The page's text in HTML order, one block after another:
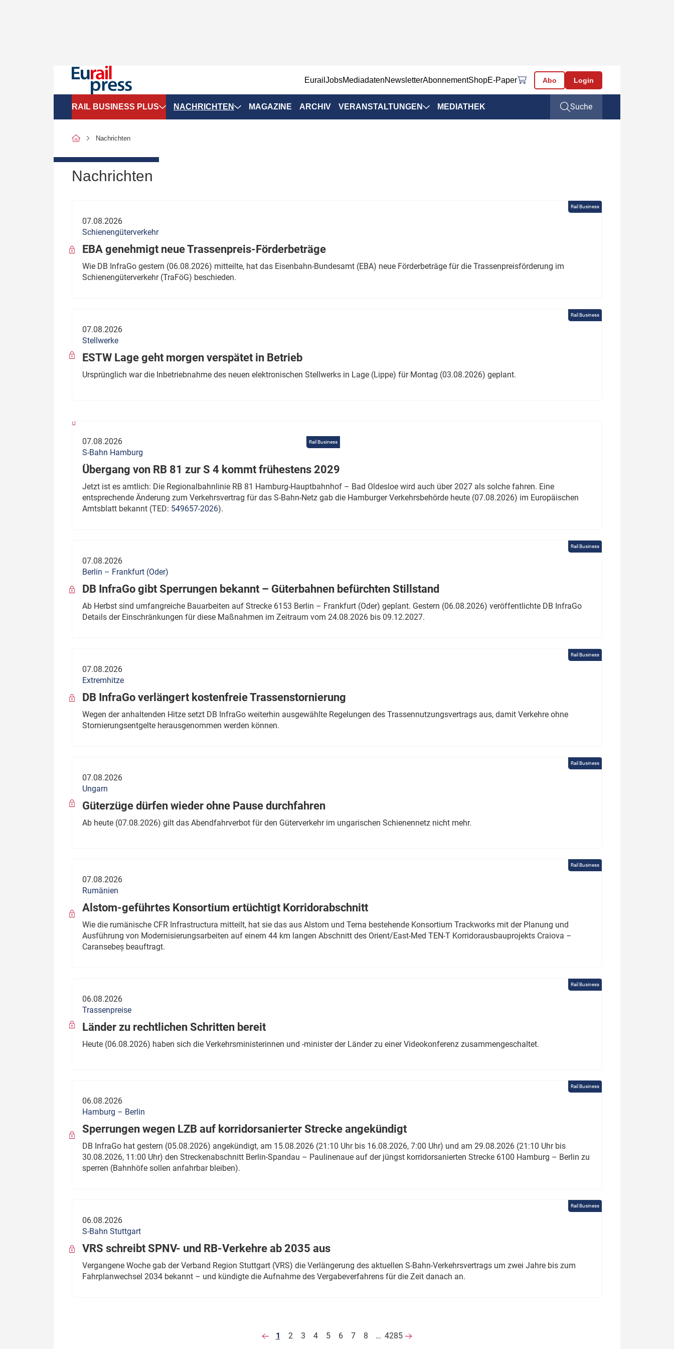
EurailJobsMediadatenNewsletterAbonnementShopE-Paper Abo Login
RAIL BUSINESS PLUS
SPNV-Marktdaten
Politik
Verbände: Wer spricht für
wen?
Thema des Monats
Dossier: Generalsanierung
Dossier: ETCS
NACHRICHTEN
Infrastruktur & Ausrüstung
ÖPNV
MAGAZINE ARCHIV VERANSTALTUNGEN MEDIATHEK Suche
Nachrichten
Nachrichten
Rail Business
07.08.2026
Schienengüterverkehr
EBA genehmigt neue Trassenpreis-Förderbeträge
Wie DB InfraGo gestern (06.08.2026) mitteilte, hat das Eisenbahn-Bundesamt (EBA) neue Förderbeträge für die Trassenpreisförderung im
Schienengüterverkehr (TraFöG) beschieden.
Rail Business
07.08.2026
Stellwerke
ESTW Lage geht morgen verspätet in Betrieb
Ursprünglich war die Inbetriebnahme des neuen elektronischen Stellwerks in Lage (Lippe) für Montag (03.08.2026) geplant.
Rail Business
07.08.2026
S-Bahn Hamburg
Übergang von RB 81 zur S 4 kommt frühestens 2029
Jetzt ist es amtlich: Die Regionalbahnlinie RB 81 Hamburg-Hauptbahnhof – Bad Oldesloe wird auch über 2027 als solche fahren. Eine
entsprechende Änderung zum Verkehrsvertrag für das S-Bahn-Netz gab die Hamburger Verkehrsbehörde heute (07.08.2026) im Europäischen
Amtsblatt bekannt (TED: 549657-2026).
Rail Business
07.08.2026
Berlin – Frankfurt (Oder)
DB InfraGo gibt Sperrungen bekannt – Güterbahnen befürchten Stillstand
Ab Herbst sind umfangreiche Bauarbeiten auf Strecke 6153 Berlin – Frankfurt (Oder) geplant. Gestern (06.08.2026) veröffentlichte DB InfraGo
Details der Einschränkungen für diese Maßnahmen im Zeitraum vom 24.08.2026 bis 09.12.2027.
Rail Business
07.08.2026
Extremhitze
DB InfraGo verlängert kostenfreie Trassenstornierung
Wegen der anhaltenden Hitze setzt DB InfraGo weiterhin ausgewählte Regelungen des Trassennutzungsvertrags aus, damit Verkehre ohne
Stornierungsentgelte herausgenommen werden können.
Rail Business
07.08.2026
Ungarn
Güterzüge dürfen wieder ohne Pause durchfahren
Ab heute (07.08.2026) gilt das Abendfahrverbot für den Güterverkehr im ungarischen Schienennetz nicht mehr.
Rail Business
07.08.2026
Rumänien
Alstom-geführtes Konsortium ertüchtigt Korridorabschnitt
Wie die rumänische CFR Infrastructura mitteilt, hat sie das aus Alstom und Terna bestehende Konsortium Trackworks mit der Planung und
Ausführung von Modernisierungsarbeiten auf einem 44 km langen Abschnitt des Orient/East-Med TEN-T Korridorausbauprojekts Craiova –
Caransebeș beauftragt.
Rail Business
06.08.2026
Trassenpreise
Länder zu rechtlichen Schritten bereit
Heute (06.08.2026) haben sich die Verkehrsministerinnen und -minister der Länder zu einer Videokonferenz zusammengeschaltet.
Rail Business
06.08.2026
Hamburg – Berlin
Sperrungen wegen LZB auf korridorsanierter Strecke angekündigt
DB InfraGo hat gestern (05.08.2026) angekündigt, am 15.08.2026 (21:10 Uhr bis 16.08.2026, 7:00 Uhr) und am 29.08.2026 (21:10 Uhr bis
30.08.2026, 11:00 Uhr) den Streckenabschnitt Berlin-Spandau – Paulinenaue auf der jüngst korridorsanierten Strecke 6100 Hamburg – Berlin zu
sperren (Bahnhöfe sollen anfahrbar bleiben).
Rail Business
06.08.2026
S-Bahn Stuttgart
VRS schreibt SPNV- und RB-Verkehre ab 2035 aus
Vergangene Woche gab der Verband Region Stuttgart (VRS) die Verlängerung des aktuellen S-Bahn-Verkehrsvertrags um zwei Jahre bis zum
Fahrplanwechsel 2034 bekannt – und kündigte die Aufnahme des Vergabeverfahrens für die Zeit danach an.
1 2 3 4 5 6 7 8 … 4285